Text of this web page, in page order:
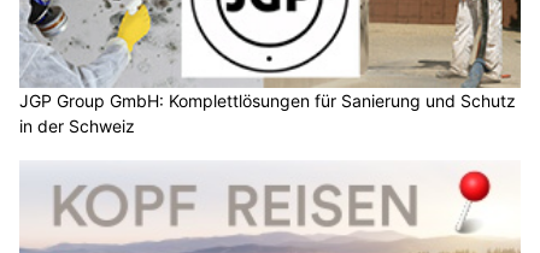
JGP Group GmbH: Komplettlösungen für Sanierung und Schutz
in der Schweiz